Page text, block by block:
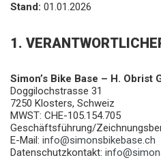
Stand: 01.01.2026
1.
Simon’s Bike Base – H. Obrist
Doggilochstrasse 31
7250 Klosters, Schweiz
MWST: CHE-105.154.705
Geschäftsführung/
E-Mail: info@simonsbikebase.ch
Datenschutzkontakt: